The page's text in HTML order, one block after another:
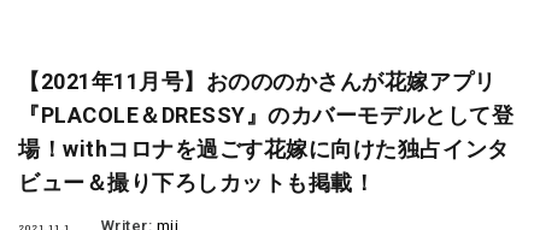
【2021年11月号】おのののかさんが花嫁アプリ
『PLACOLE＆DRESSY』のカバーモデルとして登
場！withコロナを過ごす花嫁に向けた独占インタ
ビュー＆撮り下ろしカットも掲載！
Writer: mii